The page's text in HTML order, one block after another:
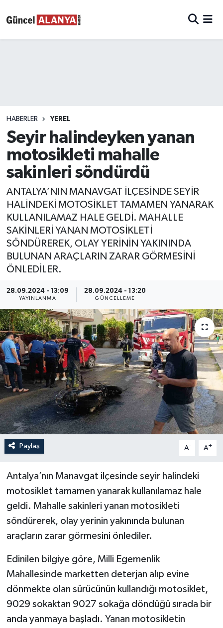
HABERLER YEREL
Seyir halindeyken yanan
motosikleti mahalle
sakinleri söndürdü
ANTALYA’NIN MANAVGAT İLÇESİNDE SEYİR
HALİNDEKİ MOTOSİKLET TAMAMEN YANARAK
KULLANILAMAZ HALE GELDİ. MAHALLE
SAKİNLERİ YANAN MOTOSİKLETİ
SÖNDÜREREK, OLAY YERİNİN YAKININDA
BULUNAN ARAÇLARIN ZARAR GÖRMESİNİ
ÖNLEDİLER.
28.09.2024 - 13:09
YAYINLANMA
28.09.2024 - 13:20
GÜNCELLEME
Paylaş A- A+
Antalya’nın Manavgat ilçesinde seyir halindeki
motosiklet tamamen yanarak kullanılamaz hale
geldi. Mahalle sakinleri yanan motosikleti
söndürerek, olay yerinin yakınında bulunan
araçların zarar görmesini önlediler.
Edinilen bilgiye göre, Milli Egemenlik
Mahallesinde marketten deterjan alıp evine
dönmekte olan sürücünün kullandığı motosiklet,
9029 sokaktan 9027 sokağa döndüğü sırada bir
anda yanmaya başladı. Yanan motosikletin